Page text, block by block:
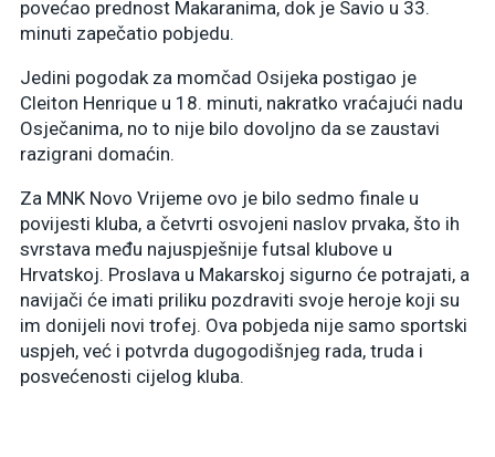
povećao prednost Makaranima, dok je Savio u 33.
minuti zapečatio pobjedu.
Jedini pogodak za momčad Osijeka postigao je
Cleiton Henrique u 18. minuti, nakratko vraćajući nadu
Osječanima, no to nije bilo dovoljno da se zaustavi
razigrani domaćin.
Za MNK Novo Vrijeme ovo je bilo sedmo finale u
povijesti kluba, a četvrti osvojeni naslov prvaka, što ih
svrstava među najuspješnije futsal klubove u
Hrvatskoj. Proslava u Makarskoj sigurno će potrajati, a
navijači će imati priliku pozdraviti svoje heroje koji su
im donijeli novi trofej. Ova pobjeda nije samo sportski
uspjeh, već i potvrda dugogodišnjeg rada, truda i
posvećenosti cijelog kluba.